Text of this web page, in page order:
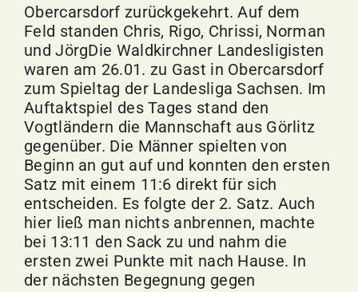
Obercarsdorf zurückgekehrt. Auf dem
Feld standen Chris, Rigo, Chrissi, Norman
und JörgDie Waldkirchner Landesligisten
waren am 26.01. zu Gast in Obercarsdorf
zum Spieltag der Landesliga Sachsen. Im
Auftaktspiel des Tages stand den
Vogtländern die Mannschaft aus Görlitz
gegenüber. Die Männer spielten von
Beginn an gut auf und konnten den ersten
Satz mit einem 11:6 direkt für sich
entscheiden. Es folgte der 2. Satz. Auch
hier ließ man nichts anbrennen, machte
bei 13:11 den Sack zu und nahm die
ersten zwei Punkte mit nach Hause. In
der nächsten Begegnung gegen